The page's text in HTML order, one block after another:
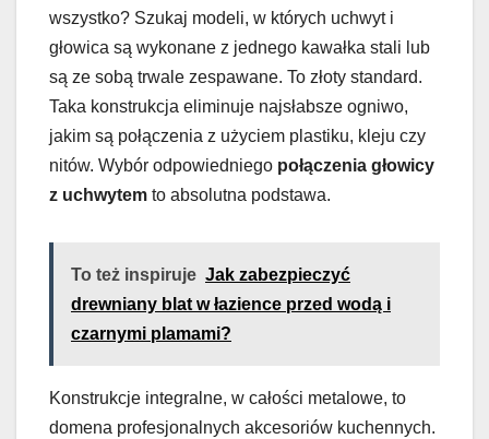
wszystko? Szukaj modeli, w których uchwyt i
głowica są wykonane z jednego kawałka stali lub
są ze sobą trwale zespawane. To złoty standard.
Taka konstrukcja eliminuje najsłabsze ogniwo,
jakim są połączenia z użyciem plastiku, kleju czy
nitów. Wybór odpowiedniego połączenia głowicy
z uchwytem to absolutna podstawa.
To też inspiruje Jak zabezpieczyć
drewniany blat w łazience przed wodą i
czarnymi plamami?
Konstrukcje integralne, w całości metalowe, to
domena profesjonalnych akcesoriów kuchennych.